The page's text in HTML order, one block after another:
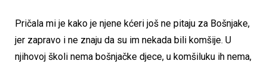
Pričala mi je kako je njene kćeri još ne pitaju za Bošnjake,
jer zapravo i ne znaju da su im nekada bili komšije. U
njihovoj školi nema bošnjačke djece, u komšiluku ih nema,